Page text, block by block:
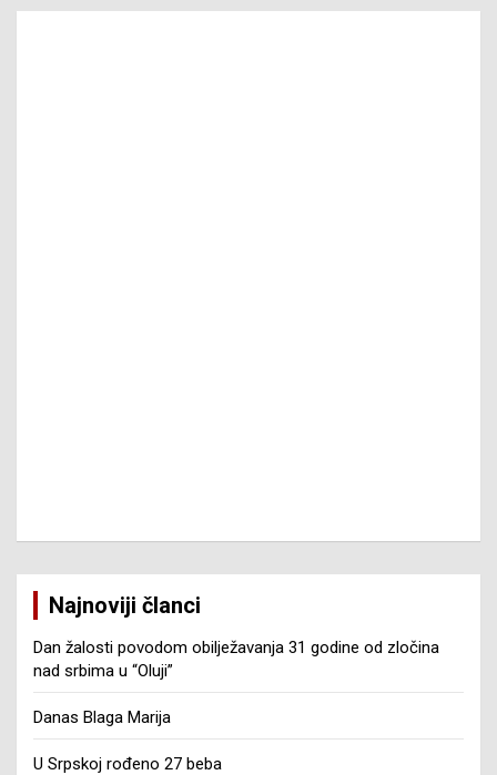
Najnoviji članci
Dan žalosti povodom obilježavanja 31 godine od zločina
nad srbima u “Oluji”
Danas Blaga Marija
U Srpskoj rođeno 27 beba